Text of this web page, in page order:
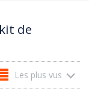
de
Les plus vus